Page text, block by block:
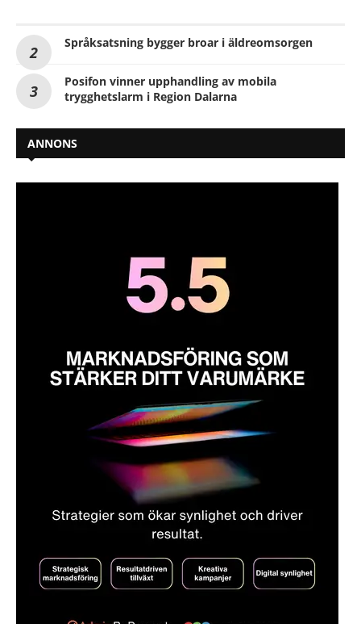
Språksatsning bygger broar i äldreomsorgen
Posifon vinner upphandling av mobila
trygghetslarm i Region Dalarna
ANNONS